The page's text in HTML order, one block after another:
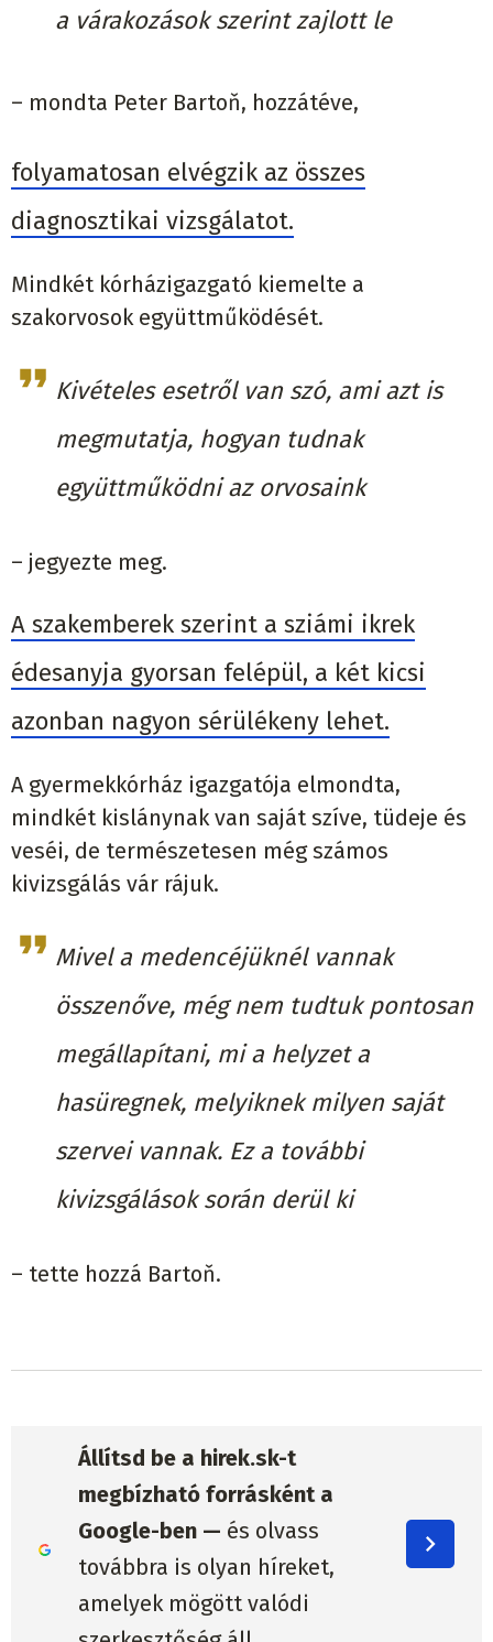
a várakozások szerint zajlott le
– mondta Peter Bartoň, hozzátéve,
folyamatosan elvégzik az összes
diagnosztikai vizsgálatot.
Mindkét kórházigazgató kiemelte a
szakorvosok együttműködését.
Kivételes esetről van szó, ami azt is
megmutatja, hogyan tudnak
együttműködni az orvosaink
– jegyezte meg.
A szakemberek szerint a sziámi ikrek
édesanyja gyorsan felépül, a két kicsi
azonban nagyon sérülékeny lehet.
A gyermekkórház igazgatója elmondta,
mindkét kislánynak van saját szíve, tüdeje és
veséi, de természetesen még számos
kivizsgálás vár rájuk.
Mivel a medencéjüknél vannak
összenőve, még nem tudtuk pontosan
megállapítani, mi a helyzet a
hasüregnek, melyiknek milyen saját
szervei vannak. Ez a további
kivizsgálások során derül ki
– tette hozzá Bartoň.
Állítsd be a hirek.sk-t
megbízható forrásként a
Google-ben — és olvass
továbbra is olyan híreket,
amelyek mögött valódi